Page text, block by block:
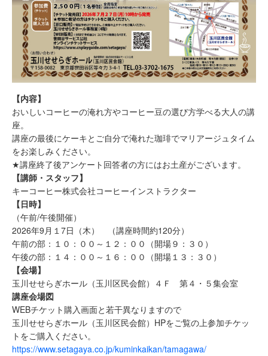
【内容】
おいしいコーヒーの淹れ方やコーヒー豆の選び方学べる大人の講
座。
講座の最後にケーキとご自分で淹れた珈琲でマリアージュタイム
をお楽しみください。
★講座終了後アンケート回答者の方にはお土産がございます。
【講師・スタッフ】
キーコーヒー株式会社コーヒーインストラクター
【日時】
（午前/午後開催）
2026年9月１7日（木） （講座時間約120分）
午前の部：１０：００～１２：００（開場９：３０）
午後の部：１４：００～１６：００（開場１３：３０）
【会場】
玉川せせらぎホール（玉川区民会館）４Ｆ 第４・５集会室
講座会場図
WEBチケット購入画面と若干異なりますので
玉川せせらぎホール（玉川区民会館）HPをご覧の上参加チケッ
トをご購入ください。
https://www.setagaya.co.jp/kuminkaikan/tamagawa/